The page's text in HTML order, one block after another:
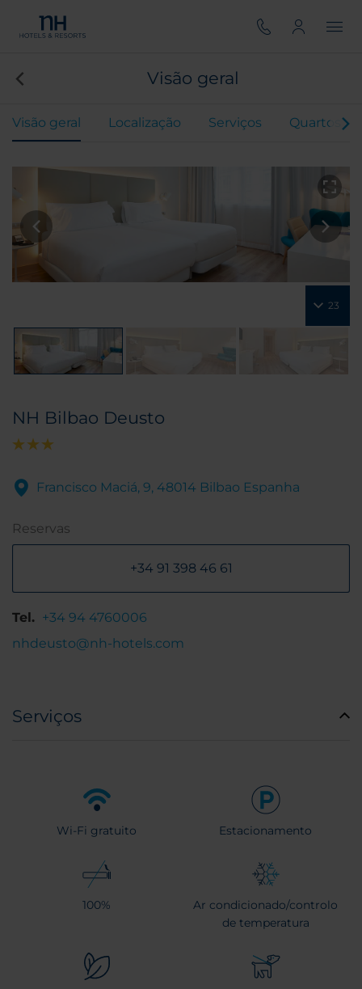
Visão geral
Visão geral Localização Serviços Quartos
23
NH Bilbao Deusto
Francisco Maciá, 9, 48014 Bilbao Espanha
Reservas
+34 91 398 46 61
Tel. +34 94 4760006
nhdeusto@nh-hotels.com
Serviços
Wi-Fi gratuito Estacionamento
100%
Ar condicionado/controlo
de temperatura